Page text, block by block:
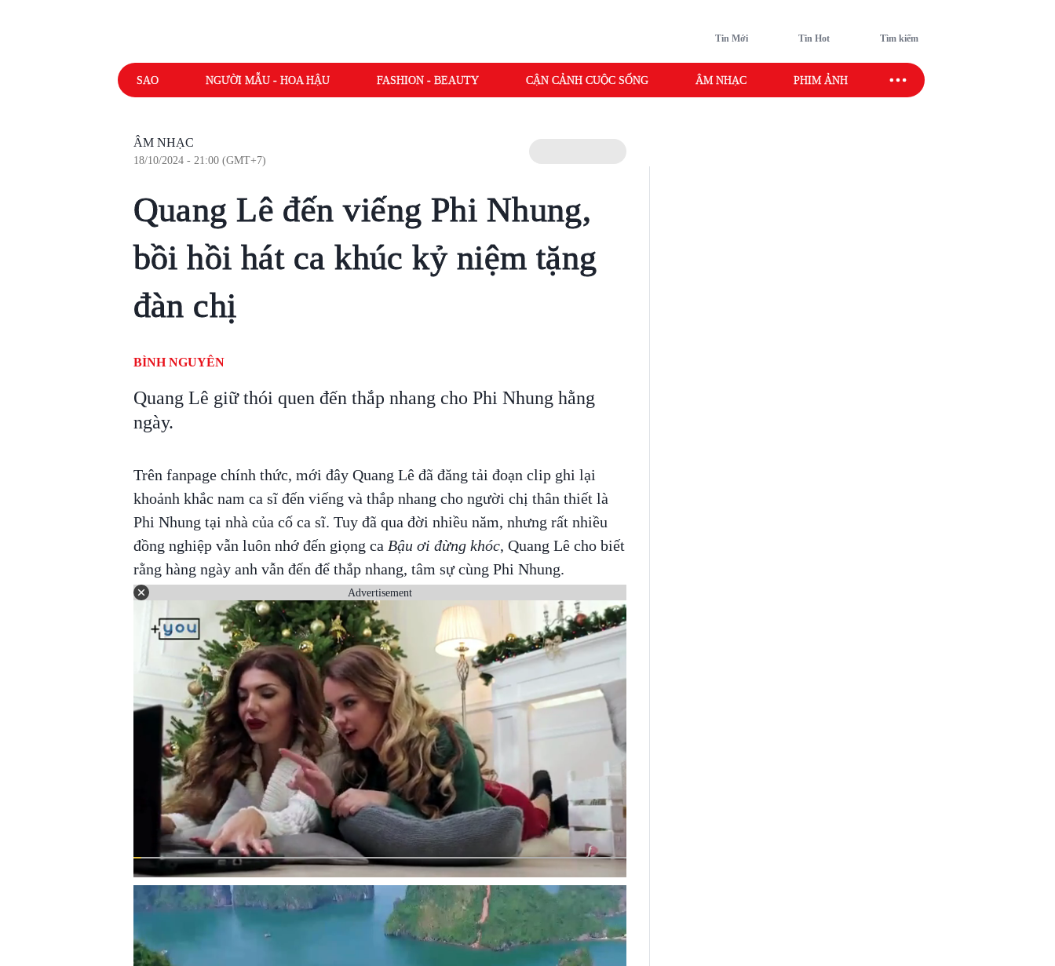
Tin Mới Tin Hot Tìm kiếm
SAO NGƯỜI MẪU - HOA HẬU FASHION - BEAUTY CẬN CẢNH CUỘC SỐNG ÂM NHẠC PHIM ẢNH SAO SPORT
ÂM NHẠC
18/10/2024 - 21:00 (GMT+7)
Quang Lê đến viếng Phi Nhung,
bồi hồi hát ca khúc kỷ niệm tặng
đàn chị
BÌNH NGUYÊN
Quang Lê giữ thói quen đến thắp nhang cho Phi Nhung hằng
ngày.
Trên fanpage chính thức, mới đây Quang Lê đã đăng tải đoạn clip ghi lại
khoảnh khắc nam ca sĩ đến viếng và thắp nhang cho người chị thân thiết là
Phi Nhung tại nhà của cố ca sĩ. Tuy đã qua đời nhiều năm, nhưng rất nhiều
đồng nghiệp vẫn luôn nhớ đến giọng ca Bậu ơi đừng khóc, Quang Lê cho biết
rằng hàng ngày anh vẫn đến để thắp nhang, tâm sự cùng Phi Nhung.
Advertisement